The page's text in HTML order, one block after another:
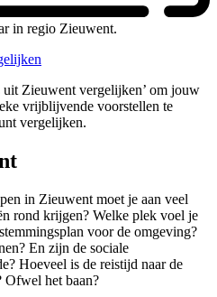
in regio Zieuwent.
Zieuwent vergelijken’ om jouw
vrijblijvende voorstellen te
vergelijken.
in Zieuwent moet je aan veel
rond krijgen? Welke plek voel je
voor de omgeving?
En zijn de sociale
Hoeveel is de reistijd naar de
het baan?